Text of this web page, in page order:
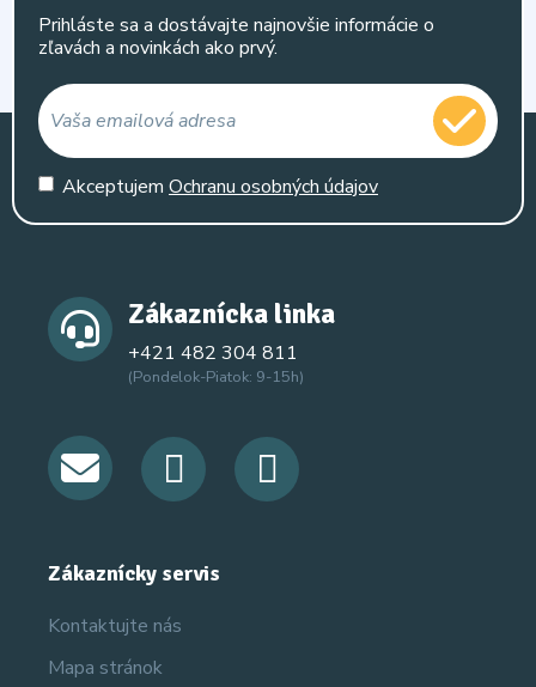
Prihláste sa a dostávajte najnovšie informácie o
zľavách a novinkách ako prvý.
Akceptujem Ochranu osobných údajov
Zákaznícka linka
+421 482 304 811
(Pondelok-Piatok: 9-15h)
Zákaznícky servis
Kontaktujte nás
Mapa stránok